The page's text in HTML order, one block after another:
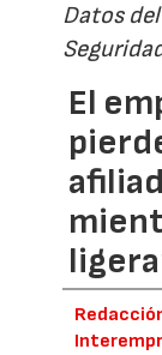
Datos
El